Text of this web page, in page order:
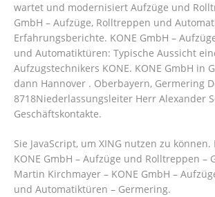
wartet und modernisiert Aufzüge und
GmbH – Aufzüge, Rolltreppen und
Erfahrungsberichte. KONE GmbH –
und Automatiktüren: Typische Aussicht
Aufzugstechnikers KONE. KONE GmbH in
dann Hannover . Oberbayern, Germering
8718Niederlassungsleiter Herr Alexander
Geschäftskontakte.
Sie JavaScript, um XING nutzen zu
KONE GmbH – Aufzüge und Rolltreppen –
Martin Kirchmayer – KONE GmbH –
und Automatiktüren – Germering.